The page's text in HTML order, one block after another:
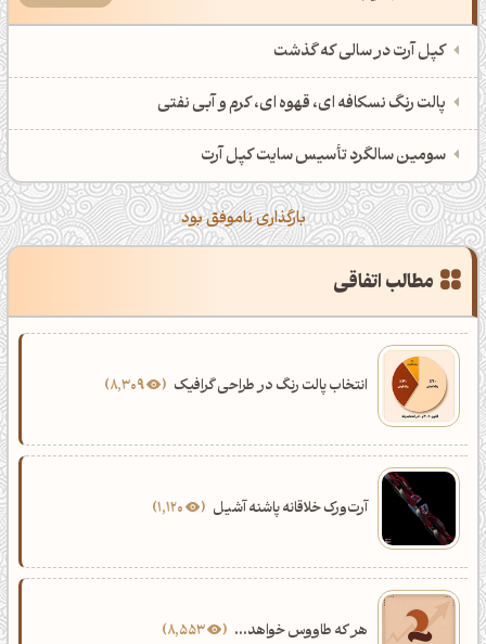
کپل آرت در سالی که گذشت
پالت رنگ نسکافه ای، قهوه ای، کرم و آبی نفتی
سومین سالگرد تأسیس سایت کپل آرت
بارگذاری ناموفق بود
مطالب اتفاقی
انتخاب پالت رنگ در طراحی گرافیک 8,309
آرت‌ورک خلاقانه پاشنه آشیل
هر که طاووس خواهد... 8,553